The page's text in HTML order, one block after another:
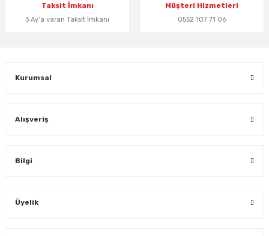
Taksit İmkanı
3 Ay’a varan Taksit İmkanı
Müşteri Hizmetleri
0552 107 71 06
Kurumsal
Alışveriş
Bilgi
Üyelik